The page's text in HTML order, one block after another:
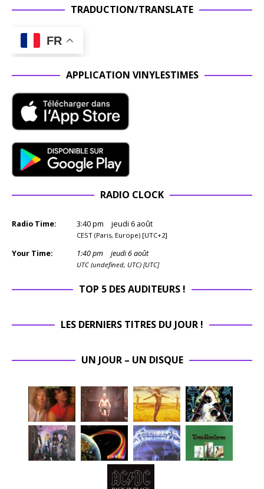
TRADUCTION/TRANSLATE
FR
APPLICATION VINYLESTIMES
RADIO CLOCK
Radio Time: 3:40pm jeudi 6 août
CEST (Paris, Europe) [UTC+2]
Your Time: 1:40pm jeudi 6 août
UTC (undefined, UTC) [UTC]
TOP 5 DES AUDITEURS !
LES DERNIERS TITRES DU JOUR !
UN JOUR – UN DISQUE